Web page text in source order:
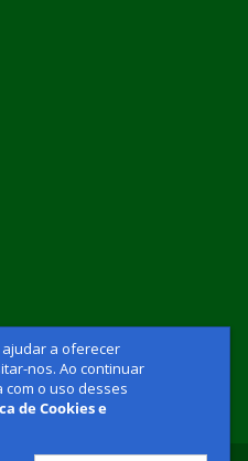
a oferecer
nos. Ao continuar
com o uso desses
de Cookies e